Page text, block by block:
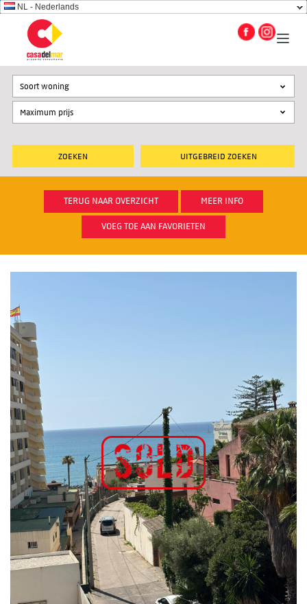
NL - Nederlands
UITGEBREID ZOEKEN
Soort woning
TERUG NAAR OVERZICHT MEER INFO
VOEG TOE AAN FAVORIETEN